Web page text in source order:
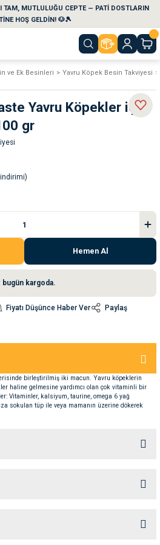
TAM, MUTLULUĞU CEPTE — PATİ DOSTLARIN
HOŞ GELDİN! 🐶🎾
ve Ek Besinleri Yavru Köpek Besin Takviyesi
Yavru Köpekler için
gr
Hemen Al
kargoda.
Fiyatı Düşünce Haber Ver
Paylaş
birleştirilmiş iki macun. Yavru köpeklerin
haline gelmesine yardımcı olan çok vitaminli bir
Vitaminler, kalsiyum, taurine, omega 6 yağ
sokulan tüp ile veya mamanın üzerine dökerek
henüz soru sorulmamış.